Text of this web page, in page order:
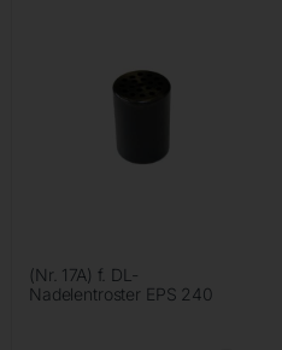
(Nr. 17A) f. DL-
Nadelentroster EPS 240